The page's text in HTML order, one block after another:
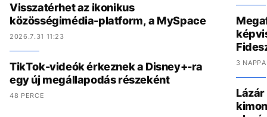
Visszatérhet az ikonikus
közösségimédia-platform, a MySpace
2026.7.31 11:23
TikTok-videók érkeznek a Disney+-ra
egy új megállapodás részeként
48 PERCE
3